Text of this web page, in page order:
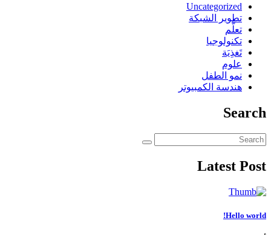
Uncategorized
تطوير الشبكة
تعلُّم
تكنولوجيا
تَغذِيَة
علوم
نمو الطفل
هندسة الكمبيوتر
Search
Latest Post
Hello world!